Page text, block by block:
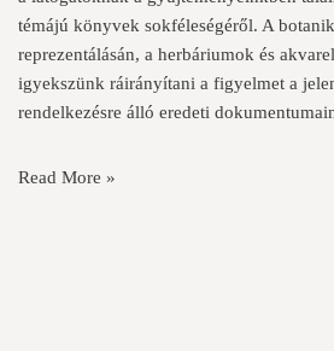
témájú könyvek sokféleségéről. A
reprezentálásán, a herbáriumok és
igyekszünk ráirányítani a figyelmet a
rendelkezésre álló eredeti
Read More »